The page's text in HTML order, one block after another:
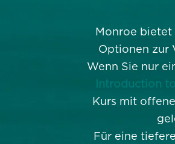
Monroe bietet
Optionen zur
Wenn Sie nur
Introduction
Kurs mit
Für eine